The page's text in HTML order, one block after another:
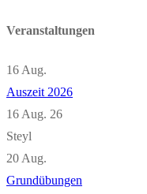
Veranstaltungen
16 Aug.
Auszeit 2026
16 Aug. 26
Steyl
20 Aug.
Grundübungen